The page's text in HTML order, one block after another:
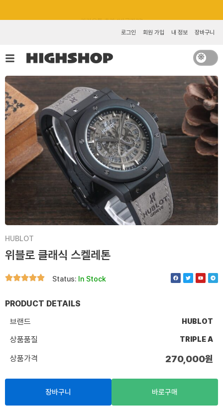
건
너
뛰
로그인 회원 가입 내 정보 장바구니
HUBLOT
위블로 클래식 스켈레톤
Status: In Stock
F
a
c
T
w
i
Y
o
u
T
e
l
PRODUCT DETAILS
브랜드
HUBLOT
상품품질 TRIPLE A
상품가격 270,000원
장바구니 바로구매